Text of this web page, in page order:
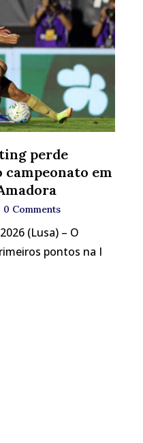
perde
em
0 Comments
(Lusa) – O
pontos na I